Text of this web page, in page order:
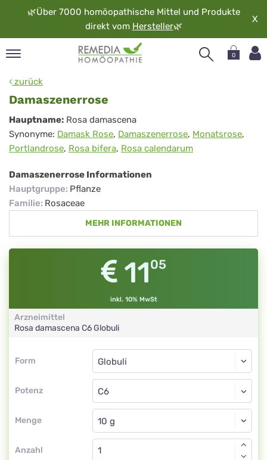
🌿Über 7000 homöopathische Mittel und Produkte
direkt vom Hersteller🌿
X
0
zurück
Damaszenerrose
Damaszenerrose
Hauptname: Rosa damascena
Synonyme: Damask Rose, Damaszenerrose, Monatsrose,
Portlandrose, Rosa bifera, Rosa calendarum
Damaszenerrose Informationen
Hauptgruppe: Pflanze
Familie: Rosaceae
MEHR INFORMATIONEN
1105
inkl. 10% MwSt
Arzneimittel
Rosa damascena C6Globuli
Form
Form
Potenz
Globuli
C6
Menge
Globuli
Anzahl